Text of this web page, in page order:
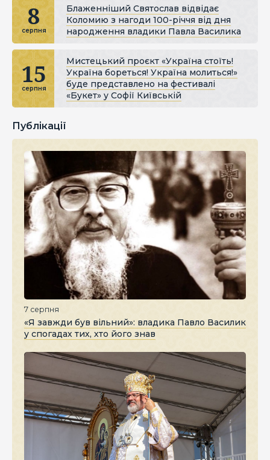
8
серпня
Блаженніший Святослав відвідає
Коломию з нагоди 100-річчя від дня
народження владики Павла Василика
15
серпня
Мистецький проєкт «Україна стоїть!
Україна бореться! Україна молиться!»
буде представлено на фестивалі
«Букет» у Софії Київській
Публікації
7 серпня
«Я завжди був вільний»: владика Павло Василик
у спогадах тих, хто його знав